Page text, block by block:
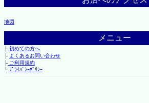
地図
メニュー
├初めての方へ
├ よくあるお問い合わせ
├ご利用規約
└ﾌﾟﾗｲﾊﾞｼｰﾎﾟﾘｼｰ